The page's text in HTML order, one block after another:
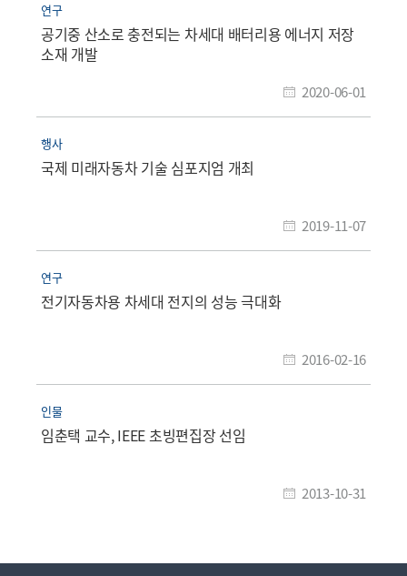
연구
공기중 산소로 충전되는 차세대 배터리용 에너지 저장
소재 개발
2020-06-01
행사
국제 미래자동차 기술 심포지엄 개최
2019-11-07
연구
전기자동차용 차세대 전지의 성능 극대화
2016-02-16
인물
임춘택 교수, IEEE 초빙편집장 선임
2013-10-31